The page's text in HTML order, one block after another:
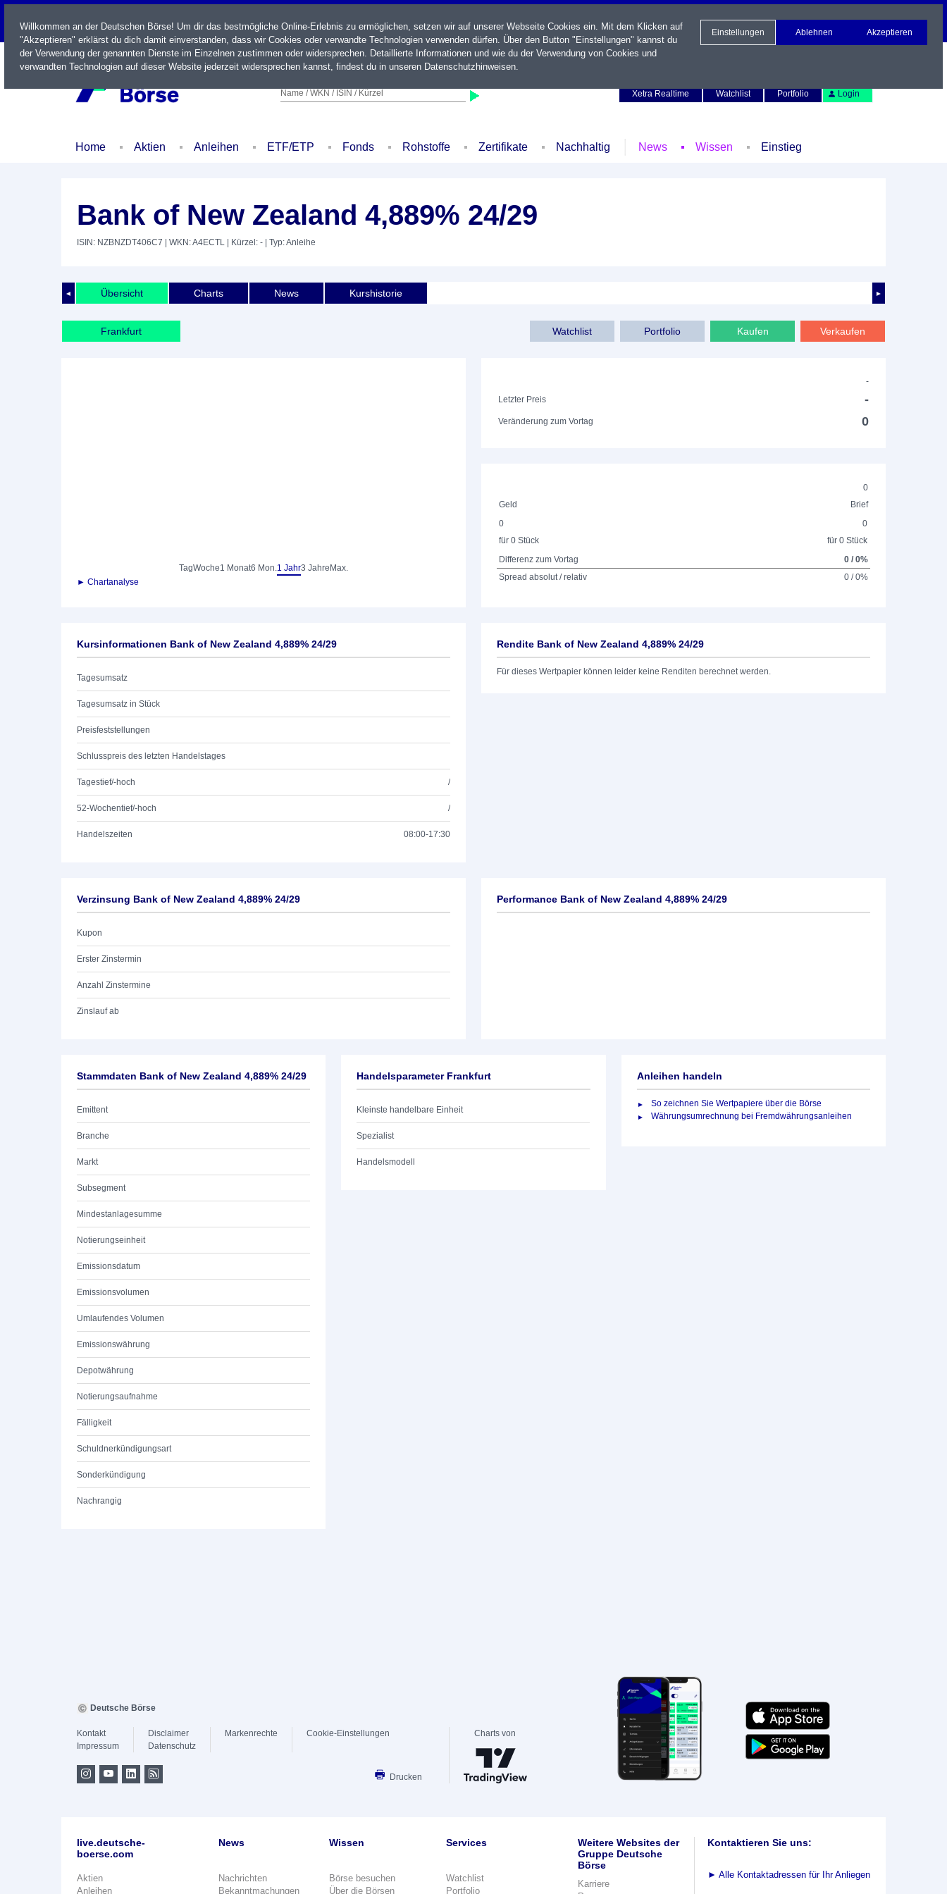
LIVE
Name / WKN / ISIN / Kürzel
Xetra Realtime
Watchlist Portfolio Login
Home Aktien Anleihen ETF/ETP Fonds Rohstoffe Zertifikate Nachhaltig News Wissen Einstieg
Bank of New Zealand 4,889% 24/29
ISIN: NZBNZDT406C7 | WKN: A4ECTL | Kürzel: - | Typ: Anleihe
◄ ►
Übersicht Charts News Kurshistorie
Frankfurt Verkaufen
Kaufen
Portfolio
Watchlist
TagWoche1 Monat6 Mon.1 Jahr3 Jahre Max.
► Chartanalyse
-
Letzter Preis
-
Veränderung zum Vortag 0
0
Geld
Brief
0
für 0 Stück
0
für 0 Stück
Differenz zum Vortag
0 / 0%
Spread absolut / relativ
0 / 0%
Kursinformationen Bank of New Zealand 4,889% 24/29
Tagesumsatz
Tagesumsatz in Stück
Preisfeststellungen
Schlusspreis des letzten Handelstages
Tagestief/-hoch /
52-Wochentief/-hoch /
Handelszeiten 08:00-17:30
Rendite Bank of New Zealand 4,889% 24/29
Für dieses Wertpapier können leider keine Renditen berechnet werden.
Verzinsung Bank of New Zealand 4,889% 24/29
Kupon
Erster Zinstermin
Anzahl Zinstermine
Zinslauf ab
Performance Bank of New Zealand 4,889% 24/29
Stammdaten Bank of New Zealand 4,889% 24/29
Emittent
Branche
Markt
Subsegment
Mindestanlagesumme
Notierungseinheit
Emissionsdatum
Emissionsvolumen
Umlaufendes Volumen
Emissionswährung
Depotwährung
Notierungsaufnahme
Fälligkeit
Schuldnerkündigungsart
Sonderkündigung
Nachrangig
Handelsparameter Frankfurt
Kleinste handelbare Einheit
Spezialist
Handelsmodell
Anleihen handeln
So zeichnen Sie Wertpapiere über die Börse
Währungsumrechnung bei Fremdwährungsanleihen
Willkommen an der Deutschen Börse! Um dir das bestmögliche Online-Erlebnis zu ermöglichen, setzen wir auf unserer Webseite Cookies ein. Mit dem Klicken auf
"Akzeptieren" erklärst du dich damit einverstanden, dass wir Cookies oder verwandte Technologien verwenden dürfen. Über den Button "Einstellungen" kannst du
der Verwendung der genannten Dienste im Einzelnen zustimmen oder widersprechen. Detaillierte Informationen und wie du der Verwendung von Cookies und
verwandten Technologien auf dieser Website jederzeit widersprechen kannst, findest du in unseren Datenschutzhinweisen.
Einstellungen Ablehnen Akzeptieren
Deutsche Börse
Kontakt
Impressum
Disclaimer
Datenschutz
Markenrechte Cookie-Einstellungen
Drucken
Charts von
live.deutsche-
boerse.com
Aktien
Anleihen
News
Nachrichten
Bekanntmachungen
Wissen
Börse besuchen
Über die Börsen
Services
Watchlist
Portfolio
Weitere Websites der
Gruppe Deutsche
Börse
Karriere
Kontaktieren Sie uns:
► Alle Kontaktadressen für Ihr Anliegen